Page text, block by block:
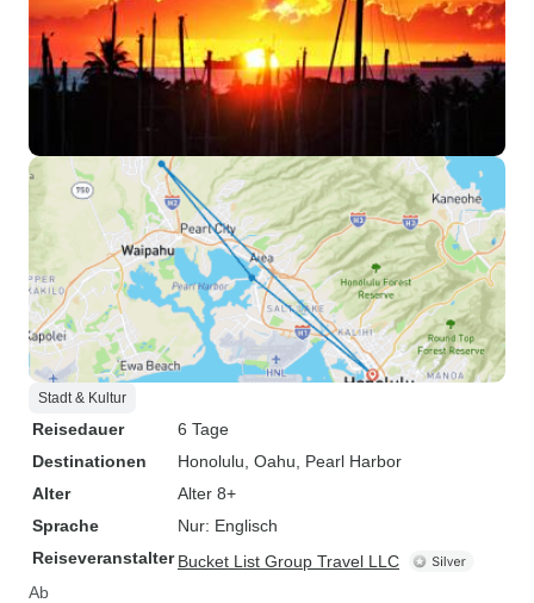
Stadt & Kultur
Reisedauer
6 Tage
Destinationen
Honolulu , Oahu , Pearl Harbor
Alter
Alter 8+
Sprache
Nur: Englisch
Reiseveranstalter Bucket List Group Travel LLC
Ab